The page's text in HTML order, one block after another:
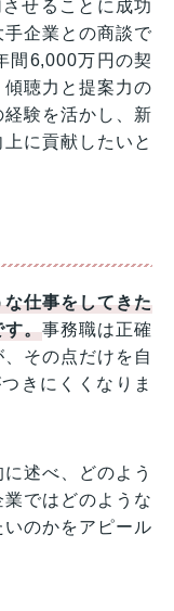
せることに成功
企業との商談で
間6,000万円の契
聴力と提案力の
験を活かし、新
に貢献したいと
仕事をしてきた
す。事務職は正確
その点だけを自
きにくくなりま
述べ、どのよう
ではどのような
のかをアピール